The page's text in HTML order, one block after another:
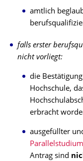
amtlich
falls erster
nicht vorliegt:
die
Hochschule,
erbracht
ausgefüllter
Parallelstudium
Antrag sind